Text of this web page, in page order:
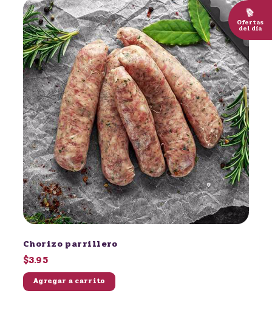
Chorizo parrillero
$3.95
Agregar a carrito
Ofertas
del día